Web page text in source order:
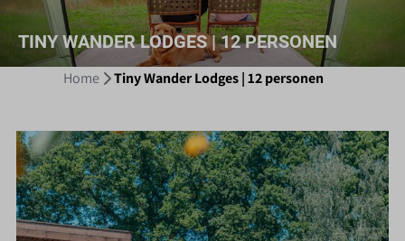
TINY WANDER LODGES | 12 PERSONEN
Home Tiny Wander Lodges | 12 personen